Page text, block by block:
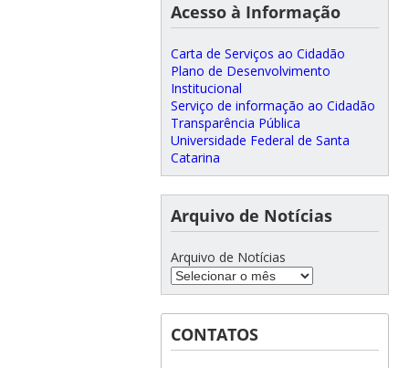
Acesso à Informação
Carta de Serviços ao Cidadão
Plano de Desenvolvimento
Institucional
Serviço de informação ao Cidadão
Transparência Pública
Universidade Federal de Santa
Catarina
Arquivo de Notícias
Arquivo de Notícias
CONTATOS